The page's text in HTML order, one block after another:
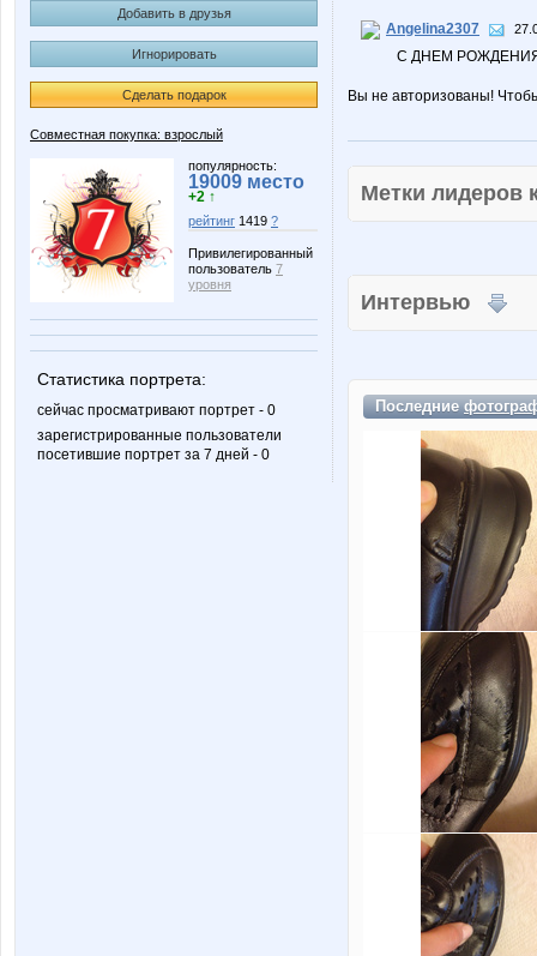
Добавить в друзья
Игнорировать
Сделать подарок
Совместная покупка: взрослый
популярность:
19009 место
+2 ↑
рейтинг 1419 ?
Привилегированный
пользователь 7
уровня
Статистика портрета:
сейчас просматривают портрет - 0
зарегистрированные пользователи
посетившие портрет за 7 дней - 0
Angelina2307
С ДНЕМ
Вы не авторизованы!
Метки
Интервью
Последние